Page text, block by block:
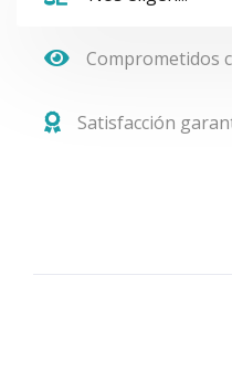
Comprometidos
Satisfacción